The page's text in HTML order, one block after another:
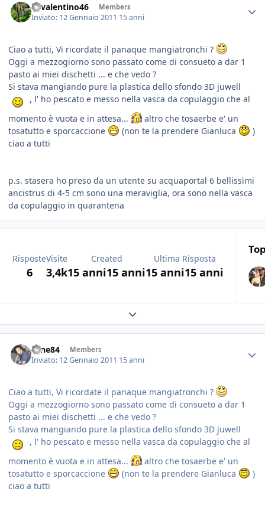
46valentino46 Members
Inviato: 12 Gennaio 2011 15 anni
Ciao a tutti, Vi ricordate il panaque mangiatronchi ?
Oggi a mezzogiorno sono passato come di consueto a dar 1
pasto ai miei dischetti ... e che vedo ?
Si stava mangiando pure la plastica dello sfondo 3D juwell
, l' ho pescato e messo nella vasca da copulaggio che al
momento è vuota e in attesa...
altro che tosaerbe e' un
tosatutto e sporcaccione
(non te la prendere Gianluca
)
ciao a tutti
p.s. stasera ho preso da un utente su acquaportal 6 bellissimi
ancistrus di 4-5 cm sono una meraviglia, ora sono nella vasca
da copulaggio in quarantena
Risposte
6
Visite
3,4k
Created
15 anni15 anni
Ultima Risposta
15 anni15 anni
Expand topic overview
sane84 Members
Inviato: 12 Gennaio 2011 15 anni
Ciao a tutti, Vi ricordate il panaque mangiatronchi ?
Oggi a mezzogiorno sono passato come di consueto a dar 1
pasto ai miei dischetti ... e che vedo ?
Si stava mangiando pure la plastica dello sfondo 3D juwell
, l' ho pescato e messo nella vasca da copulaggio che al
momento è vuota e in attesa...
altro che tosaerbe e' un
tosatutto e sporcaccione
(non te la prendere Gianluca
)
ciao a tutti